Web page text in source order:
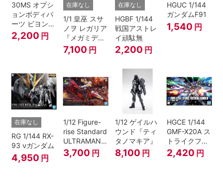
30MS オプシ
ョンボディパ
ーツ ビヨンド
ザブルースカ
イ1[カラーA]
2,200 円
在庫なし
1/1 皇巫 スサ
ノヲ レガリア
『メガミデバ
イス』
7,100 円
在庫なし
HGBF 1/144
戦国アストレ
イ頑駄無
2,200 円
HGUC 1/144
ガンダムF91
1,540 円
在庫なし
RG 1/144 RX-
93 νガンダム
4,950 円
1/12 Figure-
rise Standard
ULTRAMAN
SUIT ZERO
〈SC仕様〉
3,700 円
1/12 ゲイルハ
ウンド『ティ
タノマキア』
8,100 円
HGCE 1/144
GMF-X20A ス
トライクフリ
ーダムガンダ
ム
2,420 円